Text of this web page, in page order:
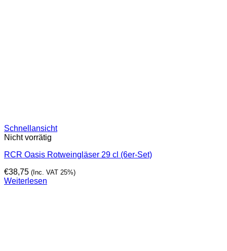
Schnellansicht
Nicht vorrätig
RCR Oasis Rotweingläser 29 cl (6er-Set)
€38,75 (Inc. VAT 25%)
Weiterlesen